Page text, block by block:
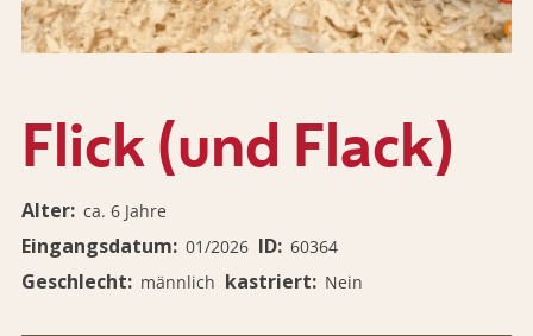
Flick (und Flack)
Alter ca. 6 Jahre
Eingangsdatum 01/2026 ID 60364
Geschlecht männlich kastriert Nein